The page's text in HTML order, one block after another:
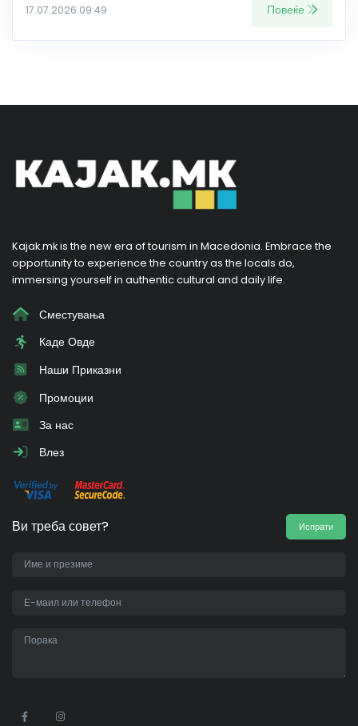
17.07.2026 09:49 Повеќе
Kajak.mk is the new era of tourism in Macedonia. Embrace the
opportunity to experience the country as the locals do,
immersing yourself in authentic cultural and daily life.
Сместувања
Каде Овде
Наши Приказни
Промоции
За нас
Влез
Ви треба совет? Испрати